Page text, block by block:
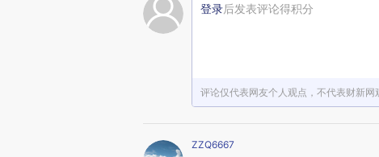
登录后发表评论得积分
评论仅代表网友个人观点，不代表财新网
ZZQ6667